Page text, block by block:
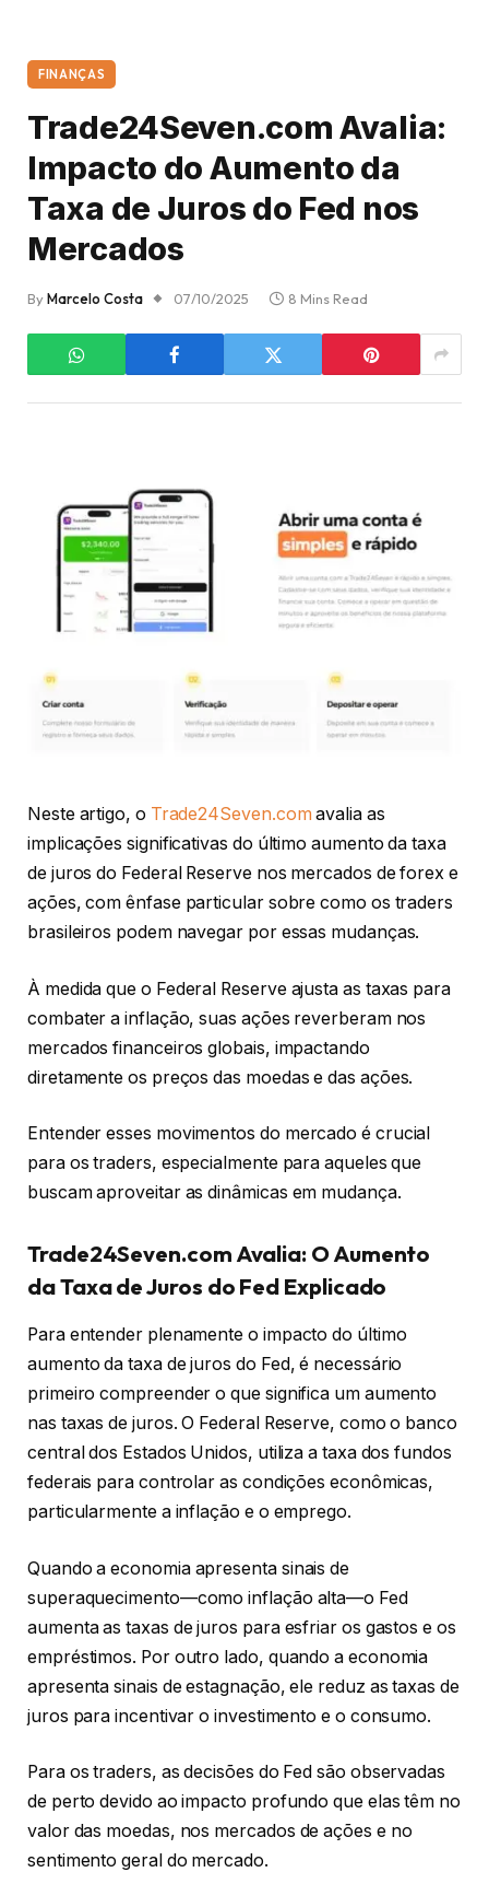
FINANÇAS
Trade24Seven.com Avalia:
Impacto do Aumento da
Taxa de Juros do Fed nos
Mercados
ByMarcelo Costa 07/10/2025 8 Mins Read
Neste artigo, o Trade24Seven.com avalia as
implicações significativas do último aumento da taxa
de juros do Federal Reserve nos mercados de forex e
ações, com ênfase particular sobre como os traders
brasileiros podem navegar por essas mudanças.
À medida que o Federal Reserve ajusta as taxas para
combater a inflação, suas ações reverberam nos
mercados financeiros globais, impactando
diretamente os preços das moedas e das ações.
Entender esses movimentos do mercado é crucial
para os traders, especialmente para aqueles que
buscam aproveitar as dinâmicas em mudança.
Trade24Seven.com Avalia: O Aumento
da Taxa de Juros do Fed Explicado
Para entender plenamente o impacto do último
aumento da taxa de juros do Fed, é necessário
primeiro compreender o que significa um aumento
nas taxas de juros. O Federal Reserve, como o banco
central dos Estados Unidos, utiliza a taxa dos fundos
federais para controlar as condições econômicas,
particularmente a inflação e o emprego.
Quando a economia apresenta sinais de
superaquecimento—como inflação alta—o Fed
aumenta as taxas de juros para esfriar os gastos e os
empréstimos. Por outro lado, quando a economia
apresenta sinais de estagnação, ele reduz as taxas de
juros para incentivar o investimento e o consumo.
Para os traders, as decisões do Fed são observadas
de perto devido ao impacto profundo que elas têm no
valor das moedas, nos mercados de ações e no
sentimento geral do mercado.